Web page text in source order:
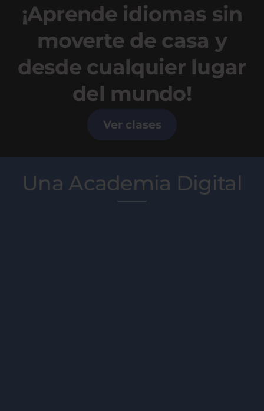
¡Aprende idiomas sin
moverte de casa y
desde cualquier lugar
del mundo!
Ver clases
Una Academia Digital